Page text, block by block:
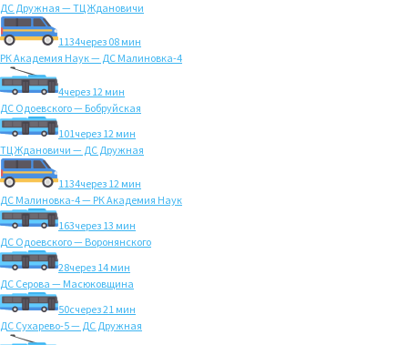
ДС Дружная — ТЦ Ждановичи
1134через 08 мин
РК Академия Наук — ДС Малиновка-4
4через 12 мин
ДС Одоевского — Бобруйская
101через 12 мин
ТЦ Ждановичи — ДС Дружная
1134через 12 мин
ДС Малиновка-4 — РК Академия Наук
163через 13 мин
ДС Одоевского — Воронянского
28через 14 мин
ДС Серова — Масюковщина
50счерез 21 мин
ДС Сухарево-5 — ДС Дружная